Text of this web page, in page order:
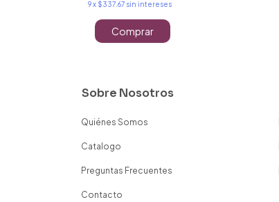
9x $337.67 sin intereses
Comprar
Sobre Nosotros
Quiénes Somos
Catalogo
Preguntas Frecuentes
Contacto